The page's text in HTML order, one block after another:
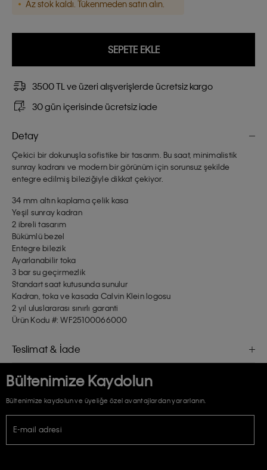
Az stok kaldı. Tükenmeden satın alın.
SEPETE EKLE
3500 TL ve üzeri alışverişlerde ücretsiz kargo
30 gün içerisinde ücretsiz iade
Detay
Çekici bir dokunuşla sofistike bir tasarım. Bu saat, minimalistik
sunray kadranı ve modern bir görünüm için sorunsuz şekilde
entegre edilmiş bileziğiyle dikkat çekiyor.
34 mm altın kaplama çelik kasa
Yeşil sunray kadran
2 ibreli tasarım
Bükümlü bezel
Entegre bilezik
Ayarlanabilir toka
3 bar su geçirmezlik
Standart saat kutusunda sunulur
Kadran, toka ve kasada Calvin Klein logosu
2 yıl uluslararası sınırlı garanti
Ürün Kodu #: WF25100066000
Teslimat & İade
Bültenimize Kaydolun
Bültenimize kaydolun ve üyeliğe özel avantajlardan yararlanın.
E-mail adresi